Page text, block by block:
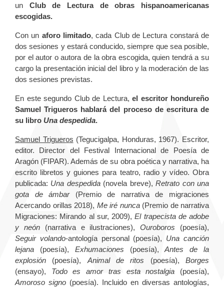
un Club de Lectura de obras hispanoamericanas
escogidas.
Con un aforo limitado, cada Club de Lectura constará de
dos sesiones y estará conducido, siempre que sea posible,
por el autor o autora de la obra escogida, quien tendrá a su
cargo la presentación inicial del libro y la moderación de las
dos sesiones previstas.
En este segundo Club de Lectura, el escritor hondureño
Samuel Trigueros hablará del proceso de escritura de
su libro Una despedida.
Samuel Trigueros (Tegucigalpa, Honduras, 1967). Escritor,
editor. Director del Festival Internacional de Poesía de
Aragón (FIPAR). Además de su obra poética y narrativa, ha
escrito libretos y guiones para teatro, radio y vídeo. Obra
publicada: Una despedida(novela breve),Retrato con una
gota de ámbar(Premio de narrativa de migraciones
Acercando orillas 2018), Me iré nunca(Premio de narrativa
Migraciones: Mirando al sur, 2009),El trapecista de adobe
y neón(narrativa e ilustraciones),Ouroboros (poesía),
Seguir volando-antología personal (poesía), Una canción
lejana (poesía), Exhumaciones (poesía),Antes de la
explosión (poesía), Animal de ritos (poesía),Borges
(ensayo), Todo es amor tras esta nostalgia (poesía),
Amoroso signo (poesía). Incluido en diversas antologías,